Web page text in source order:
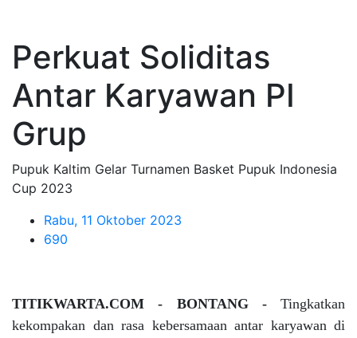
Perkuat Soliditas
Antar Karyawan PI
Grup
Pupuk Kaltim Gelar Turnamen Basket Pupuk Indonesia
Cup 2023
Rabu, 11 Oktober 2023
690
TITIKWARTA.COM - BONTANG - Tingkatkan
kekompakan dan rasa kebersamaan antar karyawan di